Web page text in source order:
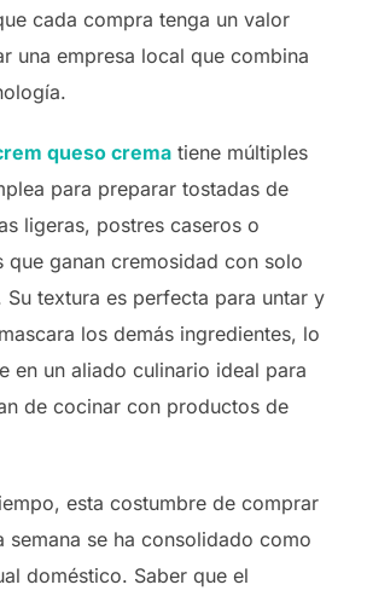
cada compra tenga un valor
una empresa local que combina
queso crema tiene múltiples
para preparar tostadas de
ligeras, postres caseros o
que ganan cremosidad con solo
Su textura es perfecta para untar y
los demás ingredientes, lo
en un aliado culinario ideal para
de cocinar con productos de
esta costumbre de comprar
semana se ha consolidado como
doméstico. Saber que el